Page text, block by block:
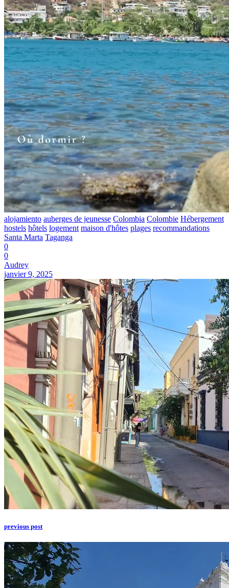
alojamiento auberges de jeunesse Colombia Colombie Hébergement
hostels hôtels logement maison d'hôtes plages recommandations
Santa Marta Taganga
0
0
Audrey
janvier 9, 2025
previous post